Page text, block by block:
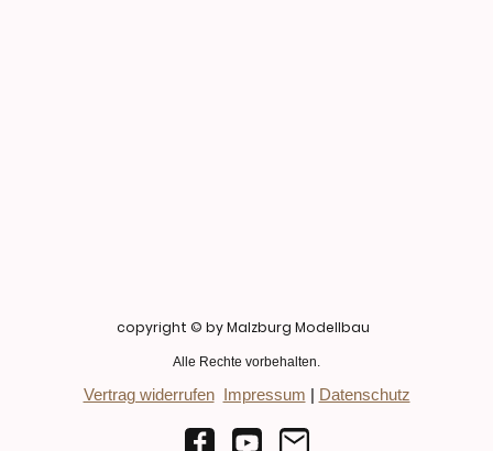
copyright © by Malzburg Modellbau
Alle Rechte vorbehalten.
Vertrag widerrufen Impressum | Datenschutz